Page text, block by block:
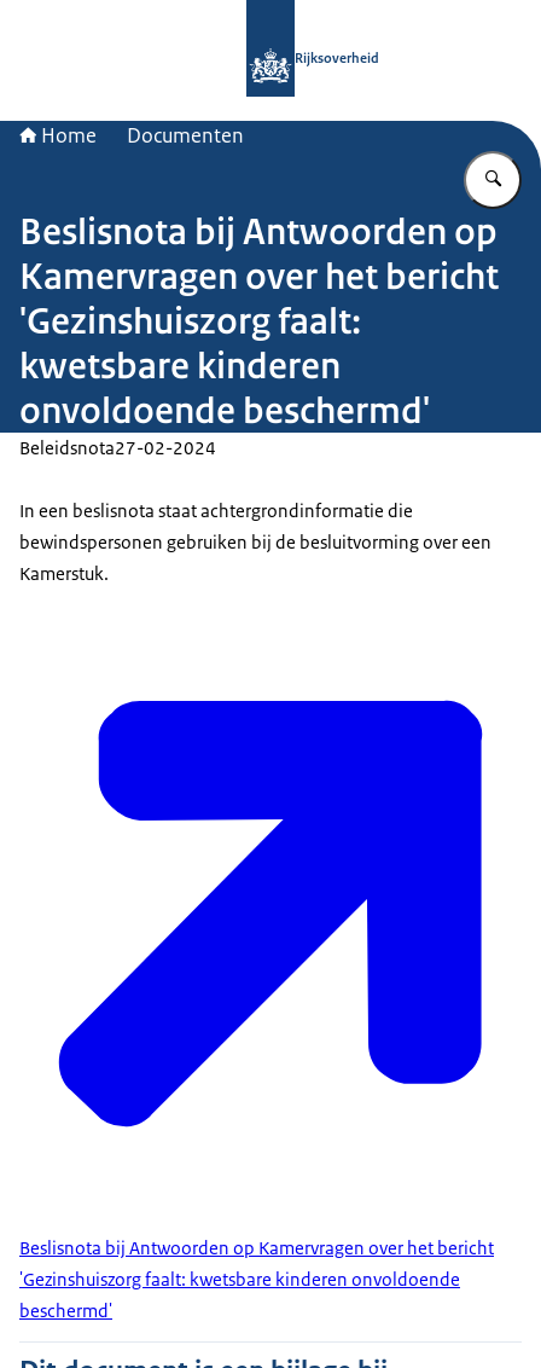
Rijksoverheid
Home Documenten
Beslisnota bij Antwoorden op
Kamervragen over het bericht
'Gezinshuiszorg faalt:
kwetsbare kinderen
onvoldoende beschermd'
Beleidsnota27-02-2024
In een beslisnota staat achtergrondinformatie die
bewindspersonen gebruiken bij de besluitvorming over een
Kamerstuk.
Beslisnota bij Antwoorden op Kamervragen over het bericht
'Gezinshuiszorg faalt: kwetsbare kinderen onvoldoende
beschermd'